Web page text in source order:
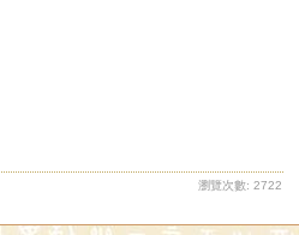
瀏覽次數: 2722